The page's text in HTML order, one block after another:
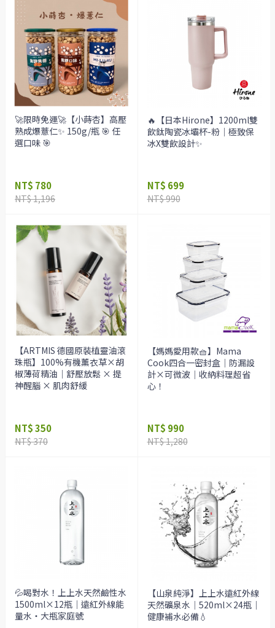
🚀限時免運🚀【小蒔杏】高壓
熟成爆薏仁✨ 150g/瓶 🎯 任
選口味 🎯
NT$ 780
NT$ 1,196
🔥【日本Hirone】1200ml雙
飲鈦陶瓷冰壩杯-粉｜極致保
冰X雙飲設計✨
NT$ 699
NT$ 990
【ARTMIS 德國原裝植靈油滾
珠瓶】100%有機薰衣草×胡
椒薄荷精油｜舒壓放鬆 × 提
神醒腦 × 肌肉舒緩
NT$ 350
NT$ 370
【媽媽愛用款🧺】Mama
Cook四合一密封盒｜防漏設
計×可微波｜收納料理超省
心！
NT$ 990
NT$ 1,280
💦喝對水！上上水天然鹼性水
1500ml×12瓶｜遠紅外線能
量水・大瓶家庭號
【山泉純淨】上上水遠紅外線
天然礦泉水｜520ml×24瓶｜
健康補水必備💧